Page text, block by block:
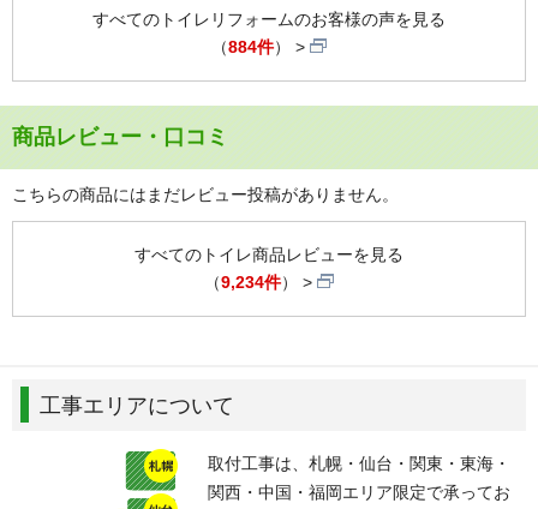
すべてのトイレリフォームのお客様の声を見る
（884件）
商品レビュー・口コミ
こちらの商品にはまだレビュー投稿がありません。
すべてのトイレ商品レビューを見る
（9,234件）
工事エリアについて
取付工事は、札幌・仙台・関東・東海・
関西・中国・福岡エリア限定で承ってお